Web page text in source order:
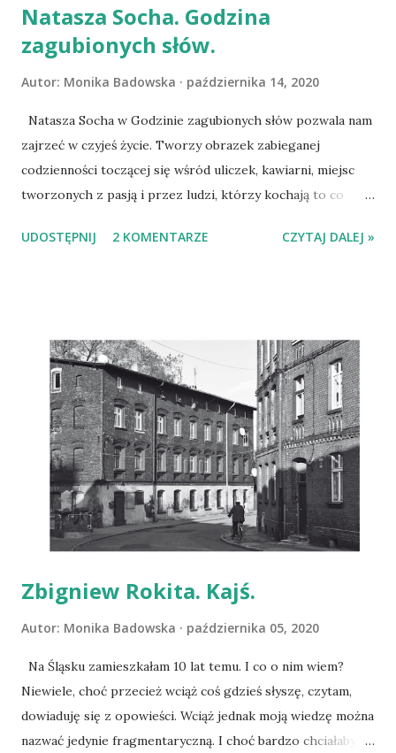
Natasza Socha. Godzina
zagubionych słów.
Autor: Monika Badowska października 14, 2020
Natasza Socha w Godzinie zagubionych słów pozwala nam
zajrzeć w czyjeś życie. Tworzy obrazek zabieganej
codzienności toczącej się wśród uliczek, kawiarni, miejsc
tworzonych z pasją i przez ludzi, którzy kochają to co
odkładać - nawet jeśli wydaje się nam, że coś jest pilniejsze.
ośmieszeniem, czy racja jakiej nie przyznajmy z niemalże
dziecięcego uporu. Każdy z bohaterów powieści Nataszy
Sochy traci kogoś bliskiego. I czy jest to matka, czy
przyjaciel, z którym poróżniła Aleksa kobieta, mąż mający
romans z kobietą nijaką, każde z nich dostaje szansę na
rozmowę. Godzinę, podczas której mogą porozmawiać tak
jak nigdy wcześniej im się nie zdarzało, szczerze i bez lęku.
Lubię pisanie Nataszy Sochy i choć nie wszystkie jej książki
są mi bliskie, ta się taka stała. Najmocn...
UDOSTĘPNIJ 2 KOMENTARZE CZYTAJ DALEJ »
Zbigniew Rokita. Kajś.
Autor: Monika Badowska października 05, 2020
Na Śląsku zamieszkałam 10 lat temu. I co o nim wiem?
Niewiele, choć przecież wciąż coś gdzieś słyszę, czytam,
dowiaduję się z opowieści. Wciąż jednak moją wiedzę można
nazwać jedynie fragmentaryczną. I choć bardzo chciałabym